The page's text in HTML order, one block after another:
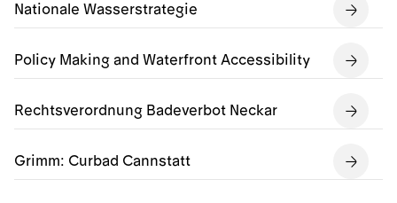
Nationale Wasserstrategie
Policy Making and Waterfront Accessibility
Rechtsverordnung Badeverbot Neckar
Grimm: Curbad Cannstatt